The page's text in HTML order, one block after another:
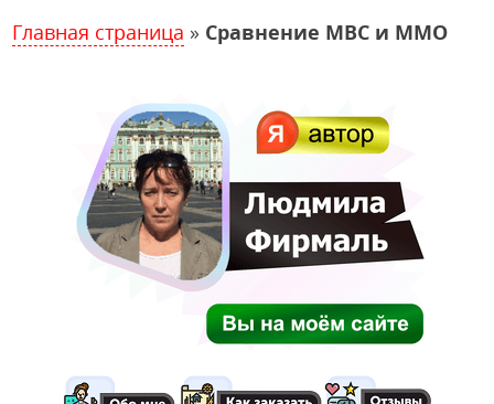
Главная страница » Сравнение МВС и ММО